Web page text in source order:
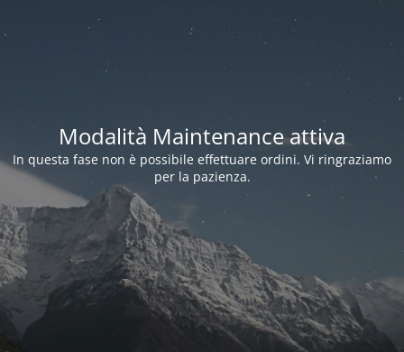
Modalità Maintenance attiva
In questa fase non è possibile effettuare ordini. Vi ringraziamo
per la pazienza.